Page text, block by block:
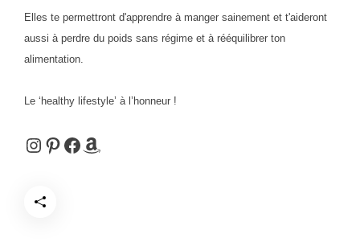
Elles te permettront d'apprendre à manger sainement et t'aideront
aussi à perdre du poids sans régime et à rééquilibrer ton
alimentation.
Le ‘healthy lifestyle’ à l’honneur !
Instagram
Pinterest
Facebook
Amazon